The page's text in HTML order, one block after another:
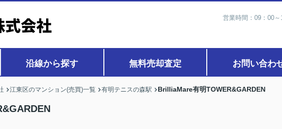
営業時間：09：00
沿線から探す 無料売却査定 お問い合わ
江東区のマンション(売買)一覧 有明テニスの森駅 BrilliaMare有明TOWER&GARDEN